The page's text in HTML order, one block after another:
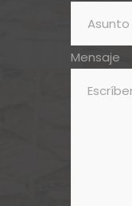
Mensaje